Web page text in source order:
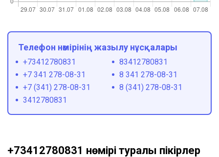
Телефон нөмірінің жазылу нұсқалары
+73412780831
83412780831
+7 341 278-08-31
8 341 278-08-31
+7 (341) 278-08-31
8 (341) 278-08-31
3412780831
+73412780831 нөмірі туралы пікірлер